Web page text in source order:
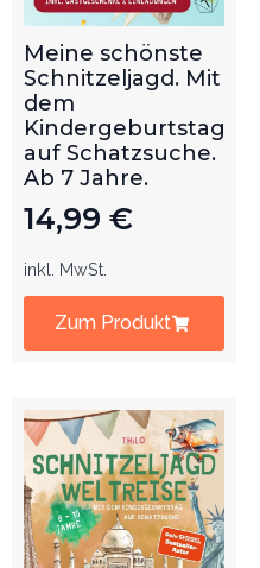
Meine schönste
Schnitzeljagd. Mit
dem
Kindergeburtstag
auf Schatzsuche.
Ab 7 Jahre.
14,99 €
inkl. MwSt.
Zum Produkt